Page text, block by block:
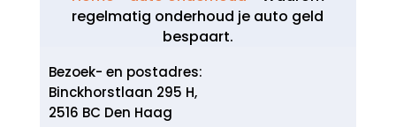
regelmatig onderhoud je auto geld
bespaart.​
Bezoek- en postadres:
Binckhorstlaan 295 H,
2516 BC Den Haag